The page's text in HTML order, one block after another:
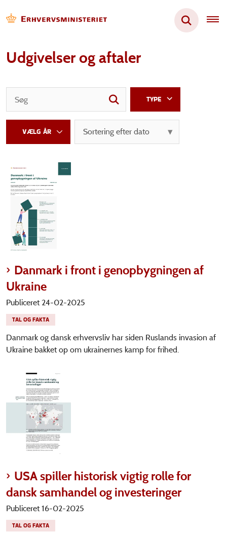
Udgivelser og aftaler
TYPE
Danmark i front i genopbygningen af
Ukraine
Publiceret 24-02-2025
TAL OG FAKTA
Danmark og dansk erhvervsliv har siden Ruslands invasion af
Ukraine bakket op om ukrainernes kamp for frihed.
USA spiller historisk vigtig rolle for
dansk samhandel og investeringer
Publiceret 16-02-2025
TAL OG FAKTA